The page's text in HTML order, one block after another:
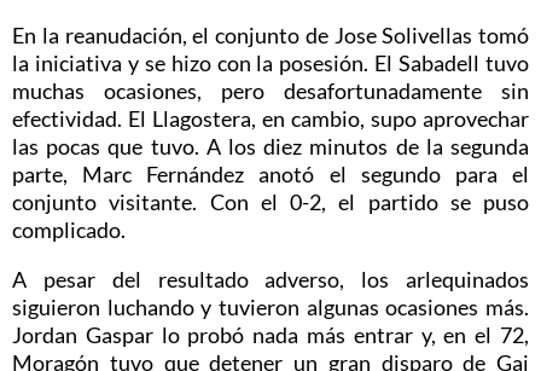
En la reanudación, el conjunto de Jose Solivellas tomó
la iniciativa y se hizo con la posesión. El Sabadell tuvo
muchas ocasiones, pero desafortunadamente sin
efectividad. El Llagostera, en cambio, supo aprovechar
las pocas que tuvo. A los diez minutos de la segunda
parte, Marc Fernández anotó el segundo para el
conjunto visitante. Con el 0-2, el partido se puso
complicado.
A pesar del resultado adverso, los arlequinados
siguieron luchando y tuvieron algunas ocasiones más.
Jordan Gaspar lo probó nada más entrar y, en el 72,
Moragón tuvo que detener un gran disparo de Gai